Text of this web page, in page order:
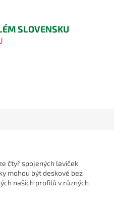
SLOVENSKU
čtyř spojených laviček
mohou být deskové bez
našich profilů v různých